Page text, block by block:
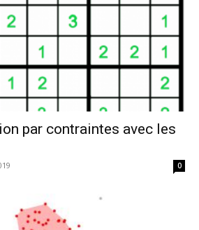
par contraintes avec les
0